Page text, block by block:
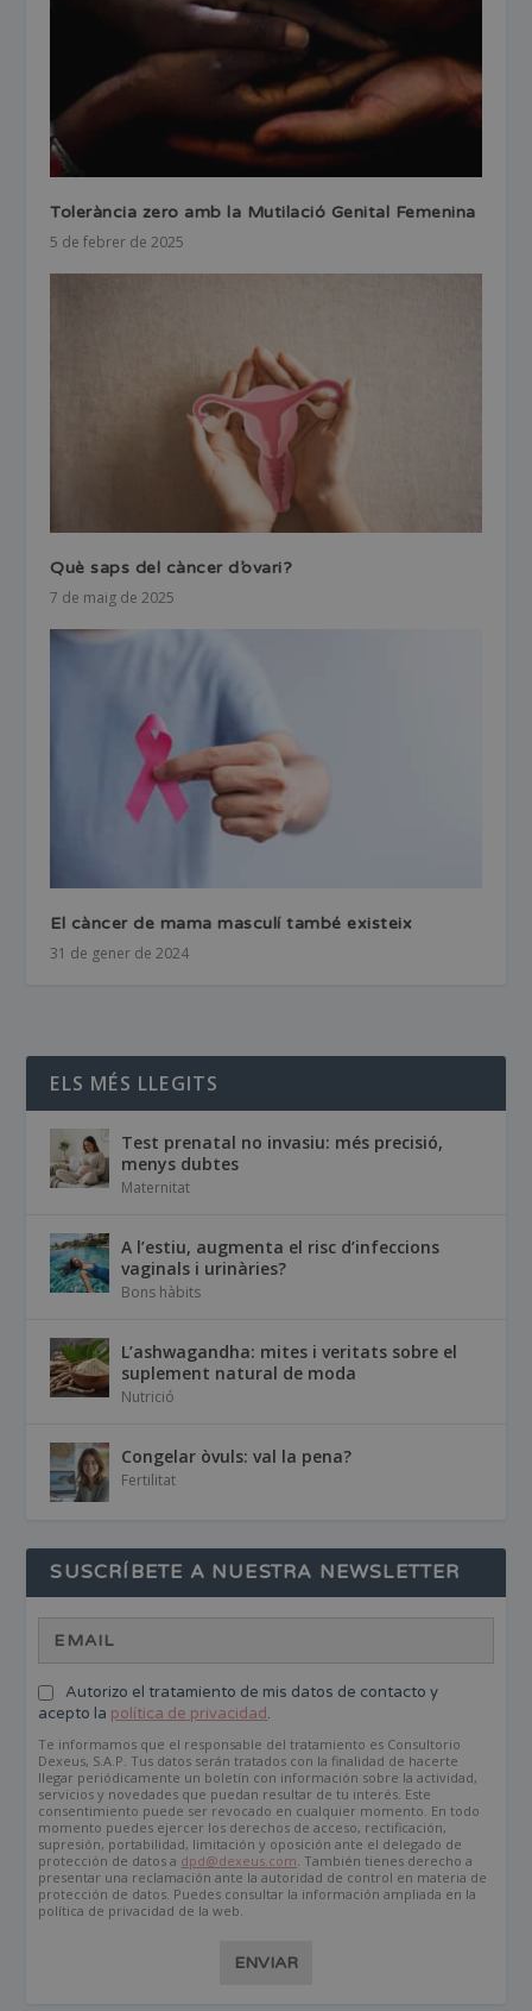
Tolerància zero amb la Mutilació Genital Femenina
5 de febrer de 2025
Què saps del càncer d’ovari?
7 de maig de 2025
El càncer de mama masculí també existeix
31 de gener de 2024
ELS MÉS LLEGITS
Test prenatal no invasiu: més precisió,
menys dubtes
Maternitat
A l’estiu, augmenta el risc d’infeccions
vaginals i urinàries?
Bons hàbits
L’ashwagandha: mites i veritats sobre el
suplement natural de moda
Nutrició
Congelar òvuls: val la pena?
Fertilitat
SUSCRÍBETE A NUESTRA NEWSLETTER
Autorizo el tratamiento de mis datos de contacto y
acepto la política de privacidad.
Te informamos que el responsable del tratamiento es Consultorio
Dexeus, S.A.P. Tus datos serán tratados con la finalidad de hacerte
llegar periódicamente un boletín con información sobre la actividad,
servicios y novedades que puedan resultar de tu interés. Este
consentimiento puede ser revocado en cualquier momento. En todo
momento puedes ejercer los derechos de acceso, rectificación,
supresión, portabilidad, limitación y oposición ante el delegado de
protección de datos a dpd@dexeus.com. También tienes derecho a
presentar una reclamación ante la autoridad de control en materia de
protección de datos. Puedes consultar la información ampliada en la
política de privacidad de la web.
ENVIAR